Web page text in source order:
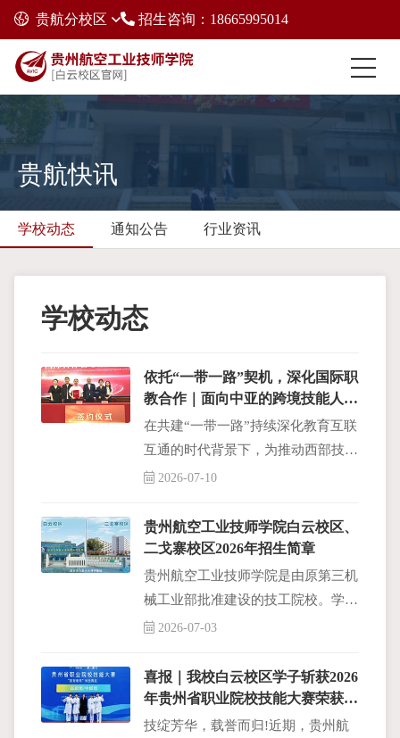
贵航分校区 招生咨询：18665995014
贵航快讯
学校动态 通知公告 行业资讯
学校动态
依托“一带一路”契机，深化国际职
教合作｜面向中亚的跨境技能人才
联合培养平台已成功搭建
在共建“一带一路”持续深化教育互联
互通的时代背景下，为推动西部技工
教育对外开放，搭建面向中亚的跨境
2日，我校与吉尔吉斯 - 中国大学隆
重举行合作备
2026-07-10
贵州航空工业技师学院白云校区、
二戈寨校区2026年招生简章
贵州航空工业技师学院是由原第三机
械工业部批准建设的技工院校。学校
隶属于中国航空工业集团有限公司，
办学。教育教学业务由贵州省人力资
源和社会保
2026-07-03
喜报｜我校白云校区学子斩获2026
年贵州省职业院校技能大赛荣获二
等奖
技绽芳华，载誉而归!近期，贵州航